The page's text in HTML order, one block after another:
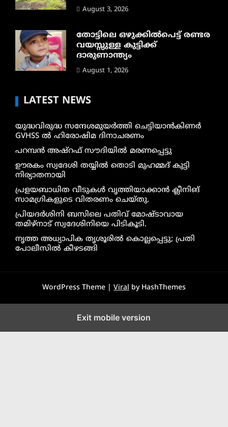
August 3, 2026
തോട്ടിലെ ഒഴുക്കിൽപെട്ട് രണ്ടര
വയസ്സുള്ള കുട്ടിക്ക്
ദാരുണാന്ത്യം
August 1, 2026
LATEST NEWS
യുദ്ധവിരുദ്ധ സന്ദേശമുയർത്തി ചെട്ടിയാൻകിണർ
GVHSS ൽ ഹിരോഷിമ ദിനാചരണം
പറമ്പൻ അഷ്‌റഫ് സൗദിയിൽ മരണപ്പെട്ടു
ഊരകം സ്വദേശി തയ്യിൽ തൊടി മുഹമ്മദ് കുട്ടി
നിര്യാതനായി
പ്രളയബാധിത വീടുകൾ വൃത്തിയാക്കാൻ ക്ലീനിങ്
സാമഗ്രികളുടെ വിതരണം ചെയ്തു.
പ്രിയദർശിനി ബസിലെ പതിവ് മോഷ്ടാവായ
തമിഴ്നാട് സ്വദേശിനിയെ പിടികൂടി.
നൃത്ത അധ്യാപിക തൃശൂരിൽ കൊല്ലപ്പെട്ടു; പ്രതി
പോലീസിൽ കീഴടങ്ങി
WordPress Theme | Viral by HashThemes
Exit mobile version